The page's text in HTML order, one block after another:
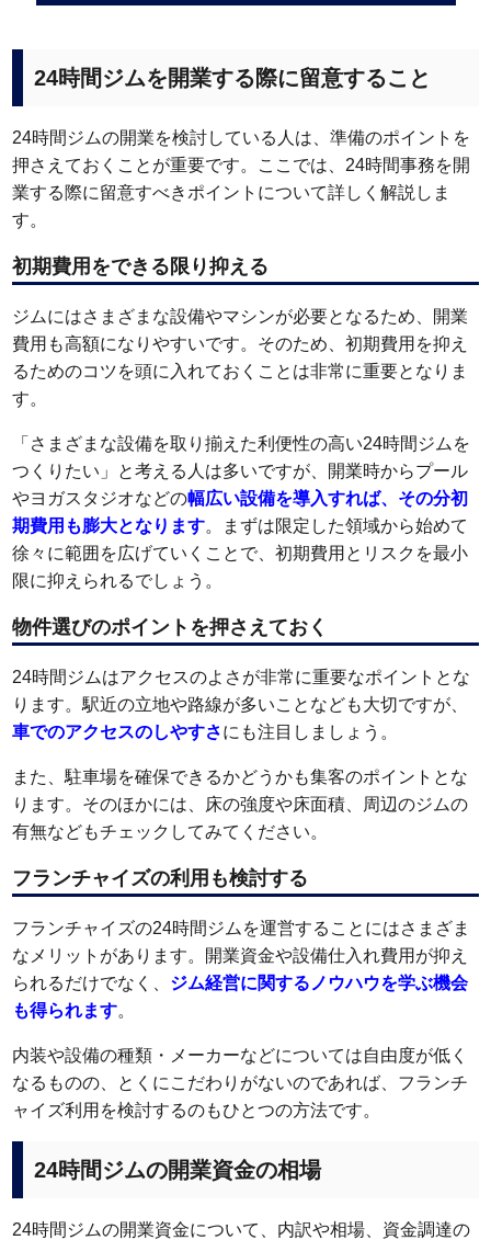
24時間ジムを開業する際に留意すること
24時間ジムの開業を検討している人は、準備のポイントを
押さえておくことが重要です。ここでは、24時間事務を開
業する際に留意すべきポイントについて詳しく解説しま
す。
初期費用をできる限り抑える
ジムにはさまざまな設備やマシンが必要となるため、開業
費用も高額になりやすいです。そのため、初期費用を抑え
るためのコツを頭に入れておくことは非常に重要となりま
す。
「さまざまな設備を取り揃えた利便性の高い24時間ジムを
つくりたい」と考える人は多いですが、開業時からプール
やヨガスタジオなどの幅広い設備を導入すれば、その分初
期費用も膨大となります。まずは限定した領域から始めて
徐々に範囲を広げていくことで、初期費用とリスクを最小
限に抑えられるでしょう。
物件選びのポイントを押さえておく
24時間ジムはアクセスのよさが非常に重要なポイントとな
ります。駅近の立地や路線が多いことなども大切ですが、
車でのアクセスのしやすさにも注目しましょう。
また、駐車場を確保できるかどうかも集客のポイントとな
ります。そのほかには、床の強度や床面積、周辺のジムの
有無などもチェックしてみてください。
フランチャイズの利用も検討する
フランチャイズの24時間ジムを運営することにはさまざま
なメリットがあります。開業資金や設備仕入れ費用が抑え
られるだけでなく、 ジム経営に関するノウハウを学ぶ機会
も得られます。
内装や設備の種類・メーカーなどについては自由度が低く
なるものの、とくにこだわりがないのであれば、フランチ
ャイズ利用を検討するのもひとつの方法です。
24時間ジムの開業資金の相場
24時間ジムの開業資金について、内訳や相場、資金調達の